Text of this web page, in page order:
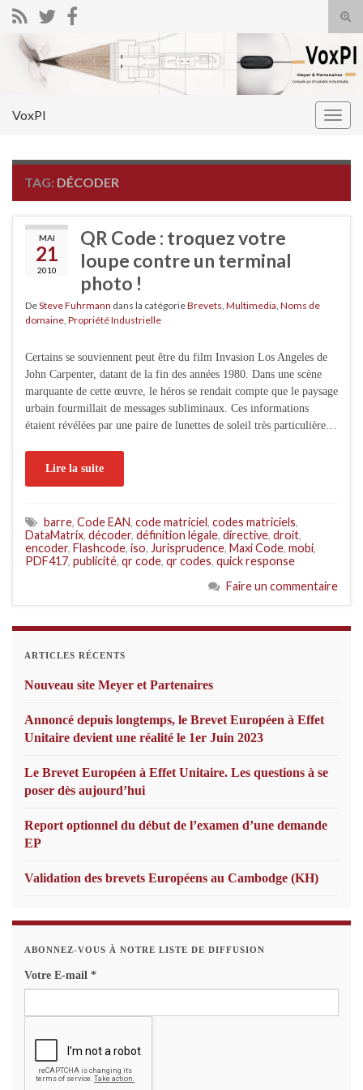
Search for:
VoxPI
TAG: DÉCODER
MAI
21
2010
QR Code : troquez votre
loupe contre un terminal
photo !
DeSteve Fuhrmann dans la catégorieBrevets Multimedia Noms de
domaine Propriété Industrielle
Certains se souviennent peut être du film Invasion Los Angeles de
John Carpenter, datant de la fin des années 1980. Dans une scène
marquante de cette œuvre, le héros se rendait compte que le paysage
urbain fourmillait de messages subliminaux. Ces informations
étaient révélées par une paire de lunettes de soleil très particulière…
Lire la suite
barre, Code EAN, code matriciel, codes matriciels,
DataMatrix, décoder, définition légale, directive, droit,
encoder, Flashcode, iso, Jurisprudence, Maxi Code, mobi,
PDF417, publicité, qr code, qr codes, quick response
Faire un commentaire
ARTICLES RÉCENTS
Nouveau site Meyer et Partenaires
Annoncé depuis longtemps, le Brevet Européen à Effet
Unitaire devient une réalité le 1er Juin 2023
Le Brevet Européen à Effet Unitaire. Les questions à se
poser dès aujourd’hui
Report optionnel du début de l’examen d’une demande
EP
Validation des brevets Européens au Cambodge (KH)
ABONNEZ-VOUS À NOTRE LISTE DE DIFFUSION
Votre E-mail *